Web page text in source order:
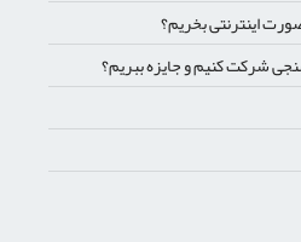
اینترنتی بخریم؟
شرکت کنیم و جایزه ببریم؟